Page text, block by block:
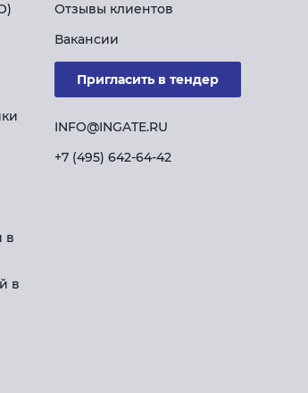
в
в
Отзывы клиентов
Вакансии
Пригласить в тендер
INFO@INGATE.RU
+7 (495) 642-64-42